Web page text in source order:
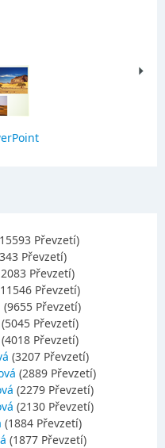
Převzetí)
Převzetí)
Převzetí)
Převzetí)
(9655 Převzetí)
(5045 Převzetí)
(4018 Převzetí)
(3207 Převzetí)
(2889 Převzetí)
(2279 Převzetí)
(2130 Převzetí)
(1884 Převzetí)
(1877 Převzetí)